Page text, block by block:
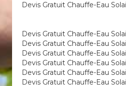
Devis Gratuit Chauffe-Eau
Devis Gratuit Chauffe-Eau
Devis Gratuit Chauffe-Eau
Devis Gratuit Chauffe-Eau
Devis Gratuit Chauffe-Eau
Devis Gratuit Chauffe-Eau
Devis Gratuit Chauffe-Eau